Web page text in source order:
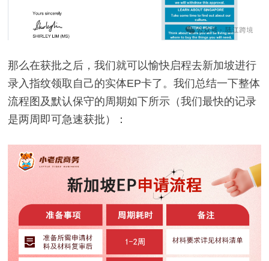
那么在获批之后，我们就可以愉快启程去新加坡进行
录入指纹领取自己的实体EP卡了。我们总结一下整体
流程图及默认保守的周期如下所示（我们最快的记录
是两周即可急速获批）：